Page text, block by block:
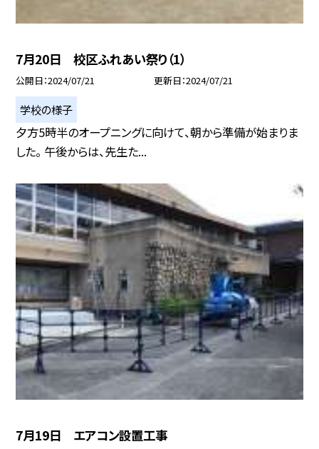
7月20日 校区ふれあい祭り（1）
公開日 2024/07/21 更新日 2024/07/21
学校の様子
夕方5時半のオープニングに向けて、朝から準備が始まりま
した。 午後からは、先生た...
7月19日 エアコン設置工事